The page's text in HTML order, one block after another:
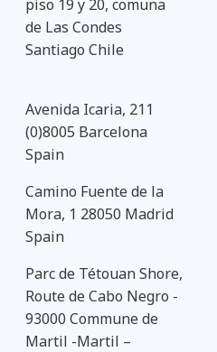
piso 19 y 20, comuna
de Las Condes
Santiago Chile
Avenida Icaria, 211
(0)8005 Barcelona
Spain
Camino Fuente de la
Mora, 1 28050 Madrid
Spain
Parc de Tétouan Shore,
Route de Cabo Negro -
93000 Commune de
Martil -Martil –